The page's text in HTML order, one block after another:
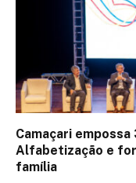
Camaçari
Alfabetização e
família